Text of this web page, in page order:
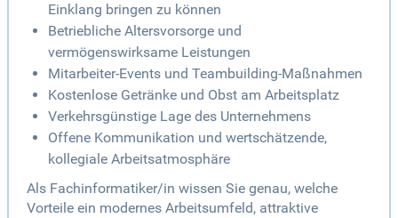
Einklang bringen zu können
Betriebliche Altersvorsorge und
vermögenswirksame Leistungen
Mitarbeiter-Events und Teambuilding-Maßnahmen
Kostenlose Getränke und Obst am Arbeitsplatz
Verkehrsgünstige Lage des Unternehmens
Offene Kommunikation und wertschätzende,
kollegiale Arbeitsatmosphäre
Als Fachinformatiker/in wissen Sie genau, welche
Vorteile ein modernes Arbeitsumfeld, attraktive